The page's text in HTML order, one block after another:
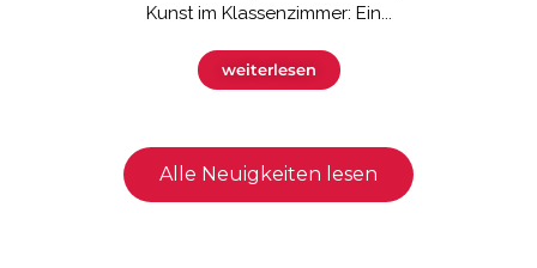
Kunst im Klassenzimmer: Ein...
weiterlesen
Alle Neuigkeiten lesen